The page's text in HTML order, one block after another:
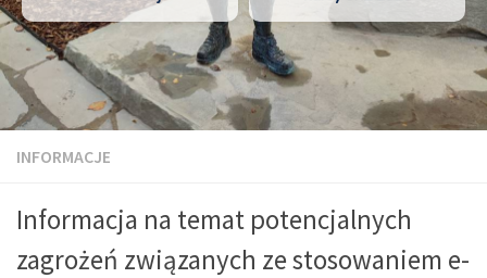
INFORMACJE
Informacja na temat potencjalnych
zagrożeń związanych ze stosowaniem e-